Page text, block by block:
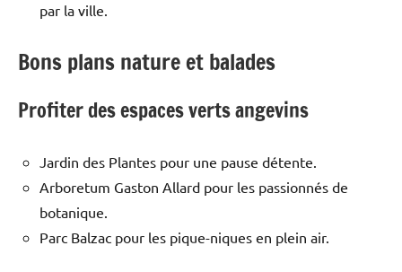
par la ville.
Bons plans nature et balades
Profiter des espaces verts angevins
Jardin des Plantes pour une pause détente.
Arboretum Gaston Allard pour les passionnés de
botanique.
Parc Balzac pour les pique-niques en plein air.